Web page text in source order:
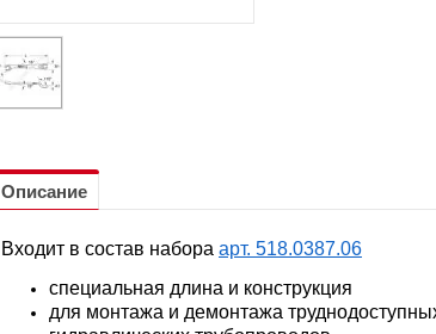
Описание
Входит в состав набора арт. 518.0387.06
специальная длина и конструкция
для монтажа и демонтажа